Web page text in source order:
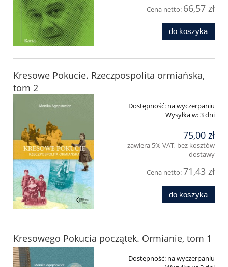
Cena netto: 66,57 zł
do koszyka
Kresowe Pokucie. Rzeczpospolita ormiańska,
tom 2
Dostępność: na wyczerpaniu
Wysyłka w:3 dni
75,00 zł
zawiera 5% VAT, bez kosztów
dostawy
Cena netto:71,43 zł
do koszyka
Kresowego Pokucia początek. Ormianie, tom 1
Dostępność: na wyczerpaniu